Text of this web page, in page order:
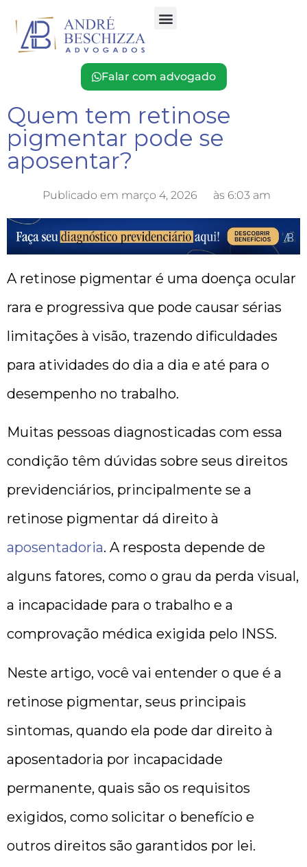
Falar com advogado
Quem tem retinose
pigmentar pode se
aposentar?
Publicado em março 4, 2026 às 6:03 am
A retinose pigmentar é uma doença ocular
rara e progressiva que pode causar sérias
limitações à visão, trazendo dificuldades
para atividades do dia a dia e até para o
desempenho no trabalho.
Muitas pessoas diagnosticadas com essa
condição têm dúvidas sobre seus direitos
previdenciários, principalmente se a
retinose pigmentar dá direito à
aposentadoria. A resposta depende de
alguns fatores, como o grau da perda visual,
a incapacidade para o trabalho e a
comprovação médica exigida pelo INSS.
Neste artigo, você vai entender o que é a
retinose pigmentar, seus principais
sintomas, quando ela pode dar direito à
aposentadoria por incapacidade
permanente, quais são os requisitos
exigidos, como solicitar o benefício e
outros direitos são garantidos por lei.